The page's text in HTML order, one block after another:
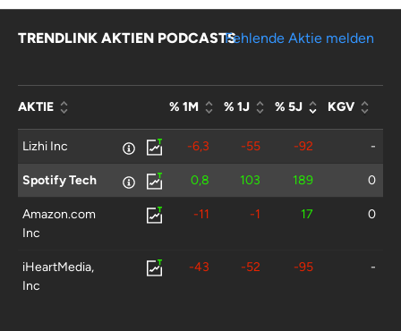
TRENDLINK AKTIEN PODCASTSFehlende Aktie melden
AKTIE % 1M % 1J % 5J KGV
Lizhi Inc -6,3 -55 -92 -
Spotify Tech 0,8 103 189 0
Amazon.com
Inc
-11 -1 17 0
iHeartMedia,
Inc
-43 -52 -95 -